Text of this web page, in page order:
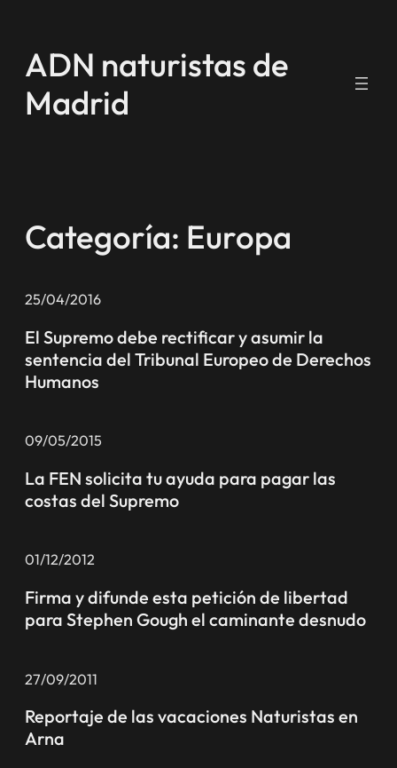
contenido
ADN naturistas de
Madrid
Categoría: Europa
25/04/2016
El Supremo debe rectificar y asumir la
sentencia del Tribunal Europeo de Derechos
Humanos
09/05/2015
La FEN solicita tu ayuda para pagar las
costas del Supremo
01/12/2012
Firma y difunde esta petición de libertad
para Stephen Gough el caminante desnudo
27/09/2011
Reportaje de las vacaciones Naturistas en
Arna